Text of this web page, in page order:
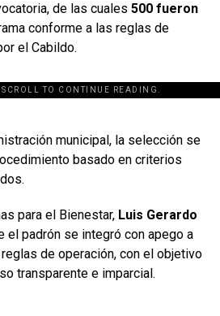
de las cuales 500 fueron
conforme a las reglas de
el Cabildo.
TO CONTINUE READING.
id="243463"]
municipal, la selección se
basado en criterios
para el Bienestar, Luis Gerardo
el padrón se integró con apego a
de operación, con el objetivo
transparente e imparcial.